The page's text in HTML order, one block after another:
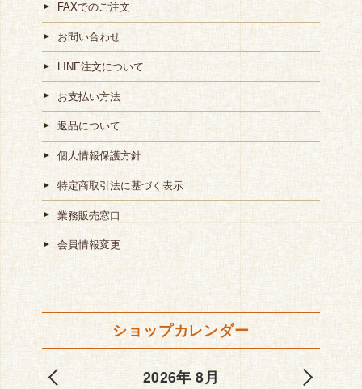
FAXでのご注文
お問い合わせ
LINE注文について
お支払い方法
返品について
個人情報保護方針
特定商取引法に基づく表示
業務販売窓口
会員情報変更
ショップカレンダー
2026年 8月